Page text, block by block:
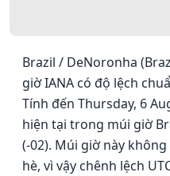
Brazil / DeNoronha
giờ IANA có độ lệch
Tính đến Thursday, 6
hiện tại trong múi giờ
(-02). Múi giờ này
hè, vì vậy chênh lệch